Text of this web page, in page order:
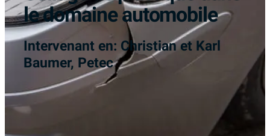
le domaine automobile
Intervenant en: Christian et Karl
Baumer, Petec